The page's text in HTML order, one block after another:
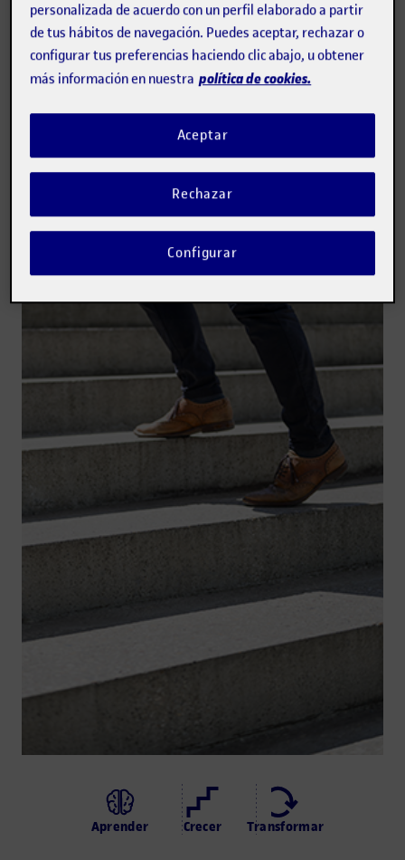
Aprender Crecer Transformar
personalizada de acuerdo con un perfil elaborado a partir
de tus hábitos de navegación. Puedes aceptar, rechazar o
configurar tus preferencias haciendo clic abajo, u obtener
más información en nuestra política de cookies.
Rechazar
Aceptar
Configurar